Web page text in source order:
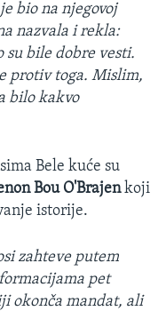
bio na njegovoj
nazvala i rekla:
su bile dobre vesti.
protiv toga. Mislim,
bilo kakvo
Bele kuće su
Bou O'Brajenkoji
istorije.
zahteve putem
pet
okonča mandat, ali